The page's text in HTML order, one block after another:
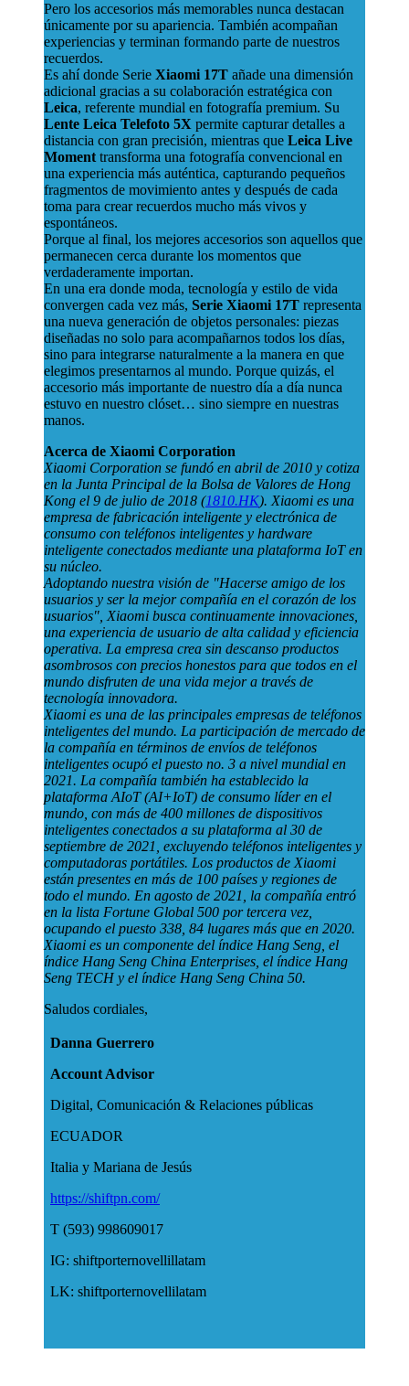
Pero los accesorios más memorables nunca destacan
únicamente por su apariencia. También acompañan
experiencias y terminan formando parte de nuestros
recuerdos.
Es ahí donde Serie Xiaomi 17T añade una dimensión
adicional gracias a su colaboración estratégica con
Leica, referente mundial en fotografía premium. Su
Lente Leica Telefoto 5X permite capturar detalles a
distancia con gran precisión, mientras que Leica Live
Moment transforma una fotografía convencional en
una experiencia más auténtica, capturando pequeños
fragmentos de movimiento antes y después de cada
toma para crear recuerdos mucho más vivos y
espontáneos.
Porque al final, los mejores accesorios son aquellos que
permanecen cerca durante los momentos que
verdaderamente importan.
En una era donde moda, tecnología y estilo de vida
convergen cada vez más, Serie Xiaomi 17T representa
una nueva generación de objetos personales: piezas
diseñadas no solo para acompañarnos todos los días,
sino para integrarse naturalmente a la manera en que
elegimos presentarnos al mundo. Porque quizás, el
accesorio más importante de nuestro día a día nunca
estuvo en nuestro clóset… sino siempre en nuestras
manos.
Acerca de Xiaomi Corporation
Xiaomi Corporation se fundó en abril de 2010 y cotiza
en la Junta Principal de la Bolsa de Valores de Hong
Kong el 9 de julio de 2018 (1810.HK). Xiaomi es una
empresa de fabricación inteligente y electrónica de
consumo con teléfonos inteligentes y hardware
inteligente conectados mediante una plataforma IoT en
su núcleo.
Adoptando nuestra visión de "Hacerse amigo de los
usuarios y ser la mejor compañía en el corazón de los
usuarios", Xiaomi busca continuamente innovaciones,
una experiencia de usuario de alta calidad y eficiencia
operativa. La empresa crea sin descanso productos
asombrosos con precios honestos para que todos en el
mundo disfruten de una vida mejor a través de
tecnología innovadora.
Xiaomi es una de las principales empresas de teléfonos
inteligentes del mundo. La participación de mercado de
la compañía en términos de envíos de teléfonos
inteligentes ocupó el puesto no. 3 a nivel mundial en
2021. La compañía también ha establecido la
plataforma AIoT (AI+IoT) de consumo líder en el
mundo, con más de 400 millones de dispositivos
inteligentes conectados a su plataforma al 30 de
septiembre de 2021, excluyendo teléfonos inteligentes y
computadoras portátiles. Los productos de Xiaomi
están presentes en más de 100 países y regiones de
todo el mundo. En agosto de 2021, la compañía entró
en la lista Fortune Global 500 por tercera vez,
ocupando el puesto 338, 84 lugares más que en 2020.
Xiaomi es un componente del índice Hang Seng, el
índice Hang Seng China Enterprises, el índice Hang
Seng TECH y el índice Hang Seng China 50.
Saludos cordiales,
Danna Guerrero
Account Advisor
Digital, Comunicación & Relaciones públicas
ECUADOR
Italia y Mariana de Jesús
https://shiftpn.com/
T (593) 998609017
IG: shiftporternovellillatam
LK: shiftporternovellilatam